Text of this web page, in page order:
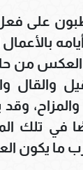
على
بالأعمال
العكس من
والمزاح،
في تلك
ما يكون